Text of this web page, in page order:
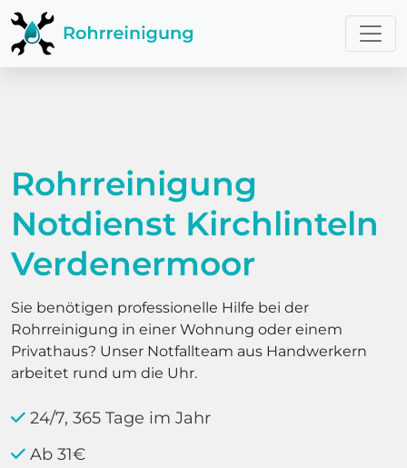
Rohrreinigung
Notdienst Kirchlinteln
Verdenermoor
Sie benötigen professionelle Hilfe bei der
Rohrreinigung in einer Wohnung oder einem
Privathaus? Unser Notfallteam aus Handwerkern
arbeitet rund um die Uhr.
24/7, 365 Tage im Jahr
Ab 31€